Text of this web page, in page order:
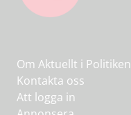
Om Aktuellt i Politiken
Kontakta oss
Att logga in